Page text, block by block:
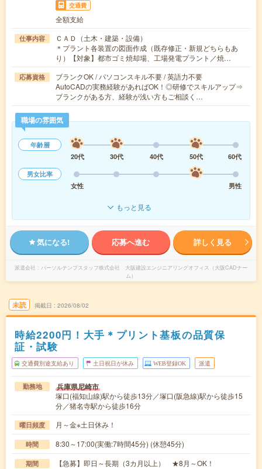
交通費
全額支給
仕事内容
ＣＡＤ（土木・建築・設備）
＊プラント各装置の図面作成（既存修正・新規どちらもあ
り）【対象】都市ゴミ焼却場、工場発電プラント／焼…
応募資格
ブランクOK / パソコンスキル不要 / 英語力不要
AutoCADの実務経験があればOK！◎研修でスキルアップ⇒
ブランクがある方、経験が浅い方もご相談く…
職場の雰囲気
年齢層
20代
30代 40代 50代
60代
男女比率
女性
男性
もっと見る
気になる! 応募へ進む 詳しく見る
派遣会社
パーソルテンプスタッフ株式会社 大阪建設エンジニアリングオフィス（大阪CADチー
ム）
未読 掲載日 2026/08/02
時給2200円！大手＊プリント基板の品質保
証・試験
交通費別途支給あり 土日祝日が休み WEB登録OK 派遣
勤務地 兵庫県尼崎市
塚口(福知山線)駅から徒歩13分／塚口(阪急線)駅から徒歩15
分／猪名寺駅から徒歩16分
曜日頻度 月～金※土日休み！
時間 8:30～17:00(実働:7時間45分) (休憩45分)
期間 【急募】即日～長期（3カ月以上） ★8月～OK！